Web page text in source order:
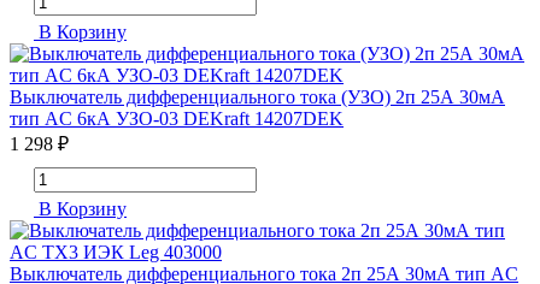
В Корзину
Выключатель дифференциального тока (УЗО) 2п 25А 30мА
тип AC 6кА УЗО-03 DEKraft 14207DEK
1 298 ₽
В Корзину
Выключатель дифференциального тока 2п 25А 30мА тип AC